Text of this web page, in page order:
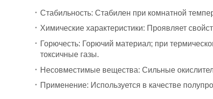
Стабильность: Стабилен при комнатной
Химические характеристики: Проявляет
Горючесть: Горючий материал; при
токсичные газы.
Несовместимые вещества: Сильные
Применение: Используется в качестве